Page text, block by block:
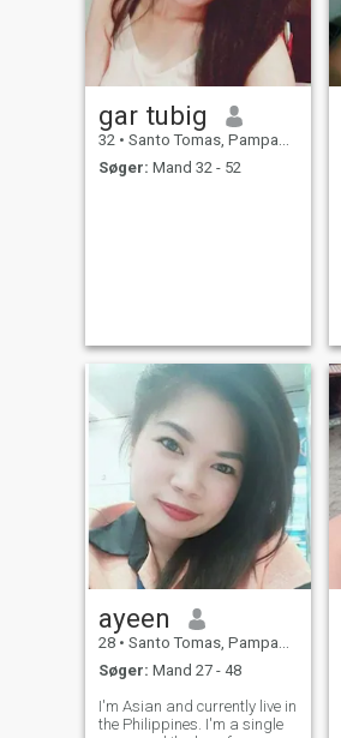
gar tubig
32 • Santo Tomas, Pampanga, Filippinerne
Søger: Mand 32 - 52
ayeen
28 • Santo Tomas, Pampanga, Filippinerne
Søger: Mand 27 - 48
I'm Asian and currently live in
the Philippines. I'm a single